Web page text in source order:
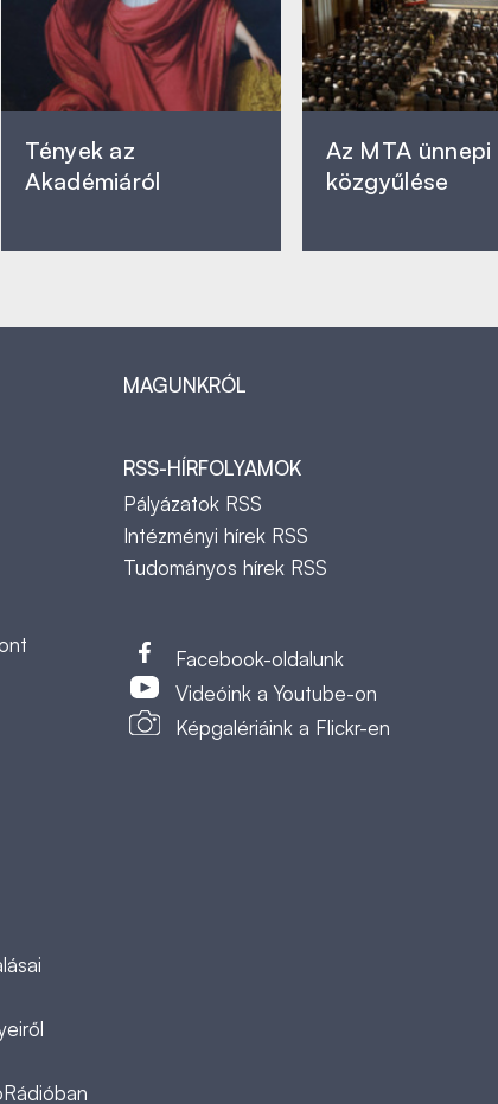
Tények az
Akadémiáról
Az MTA ünnepi
közgyűlése
MAGUNKRÓL
RSS-HÍRFOLYAMOK
Pályázatok RSS
Intézményi hírek RSS
Tudományos hírek RSS
Facebook-oldalunk
Videóink a Youtube-on
Képgalériáink a Flickr-en